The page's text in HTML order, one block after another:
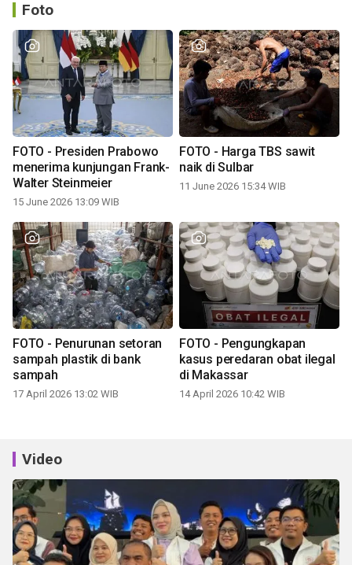
Foto
FOTO - Presiden Prabowo
menerima kunjungan Frank-
Walter Steinmeier
15 June 2026 13:09 WIB
FOTO - Harga TBS sawit
naik di Sulbar
11 June 2026 15:34 WIB
FOTO - Penurunan setoran
sampah plastik di bank
sampah
17 April 2026 13:02 WIB
FOTO - Pengungkapan
kasus peredaran obat ilegal
di Makassar
14 April 2026 10:42 WIB
Video